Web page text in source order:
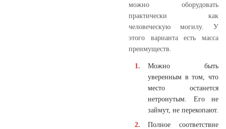
можно оборудовать
практически как
человеческую могилу. У
этого варианта есть масса
преимуществ.
Можно быть
уверенным в том, что
место останется
нетронутым. Его не
займут, не перекопают.
Полное соответствие